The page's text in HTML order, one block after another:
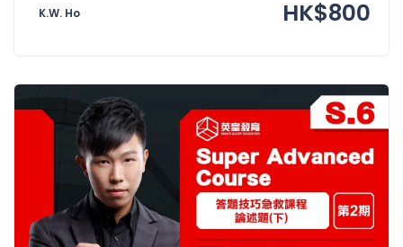
K.W. Ho HK$800